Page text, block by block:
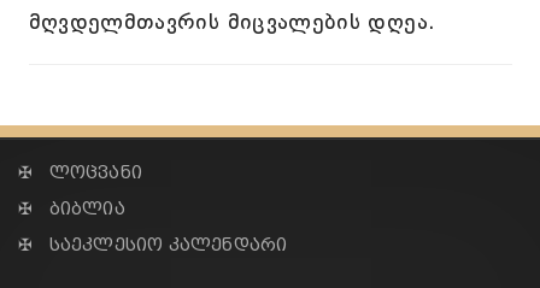
მღვდელმთავრის მიცვალების დღეა.
✠ ლოცვანი
✠ ბიბლია
✠ საეკლესიო კალენდარი